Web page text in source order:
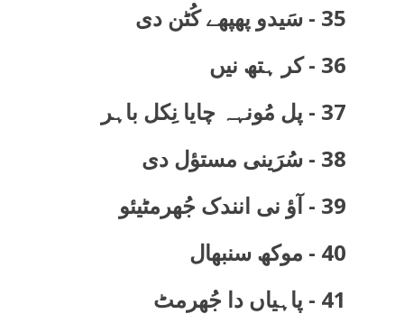
41 - پاہیاں دا جُھرمٹ
40 - موکھ سنبھال
39 - آؤ نی انندک جُھرمٹیئو
38 - سُرَینی مستؤل دی
37 - پل مُونہہ چایا نِکل باہر
36 - کر ہتھ نیں
35 - سَیدو پھپھے کُٹن دی